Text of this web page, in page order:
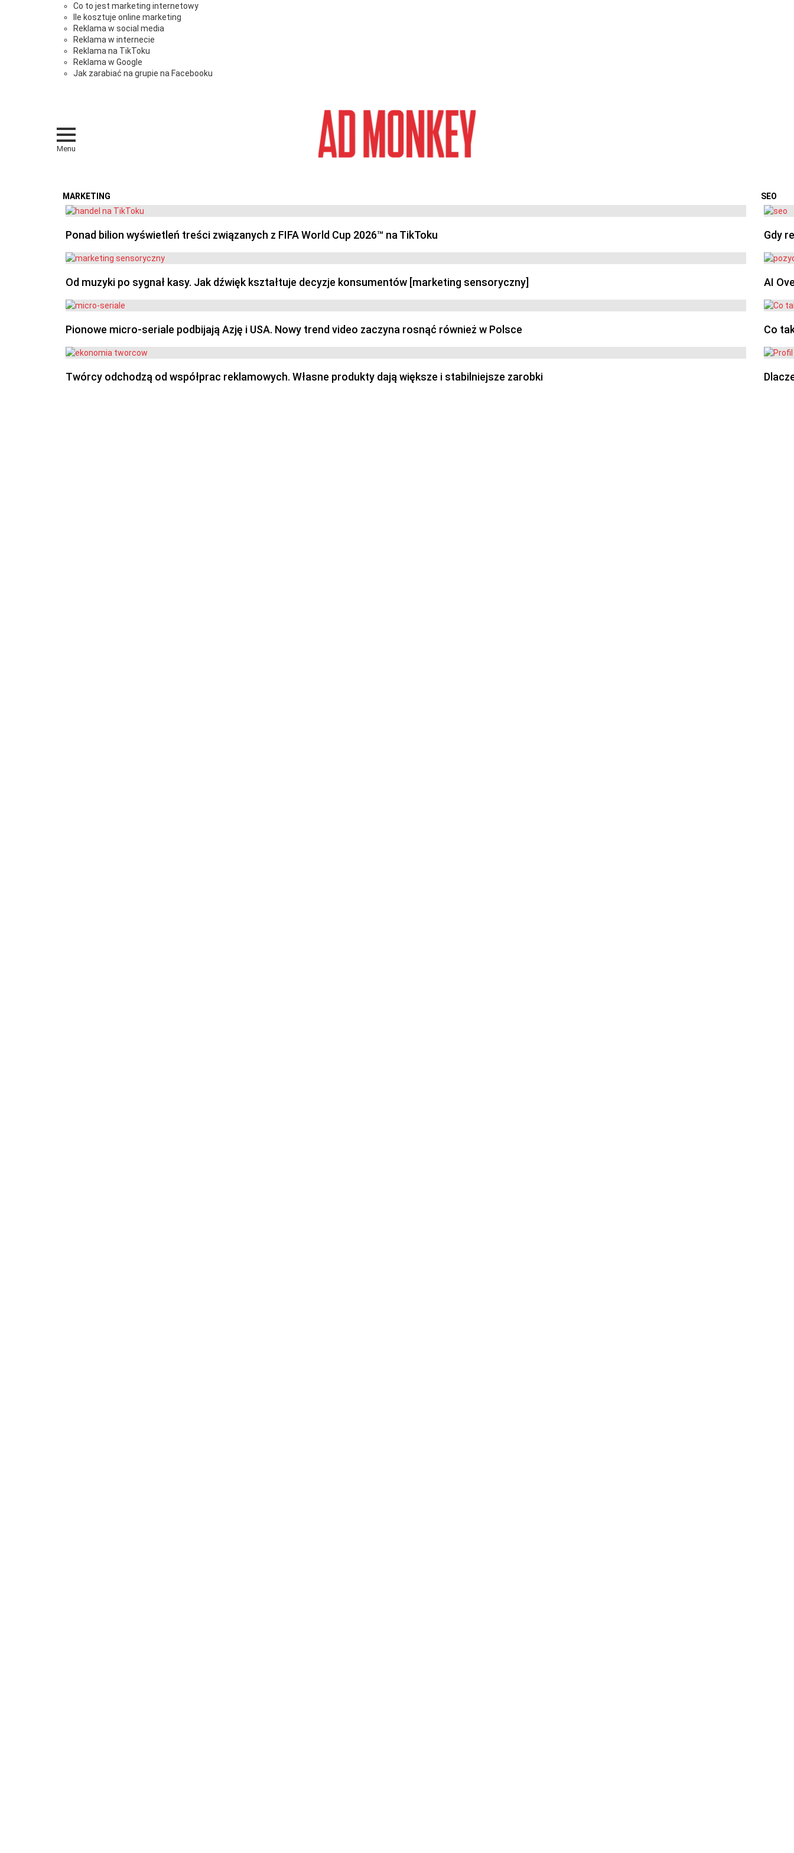
Co to jest marketing internetowy
Ile kosztuje online marketing
Reklama w social media
Reklama w internecie
Reklama na TikToku
Reklama w Google
Jak zarabiać na grupie na Facebooku
Menu
MARKETING
OSTATNIE
Ponad bilion wyświetleń treści związanych z FIFA World Cup 2026™ na TikToku
Od muzyki po sygnał kasy. Jak dźwięk kształtuje decyzje konsumentów [marketing sensoryczny]
Pionowe micro-seriale podbijają Azję i USA. Nowy trend video zaczyna rosnąć również w Polsce
Twórcy odchodzą od współprac reklamowych. Własne produkty dają większe i stabilniejsze zarobki
SEO
Gdy
AI
Co